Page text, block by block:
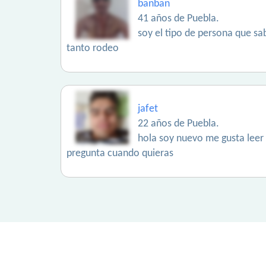
banban
41 años de Puebla.
soy el tipo de persona que
tanto rodeo
jafet
22 años de Puebla.
hola soy nuevo me gusta
pregunta cuando quieras